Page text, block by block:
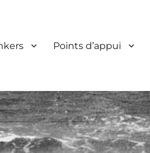
Points d’appui